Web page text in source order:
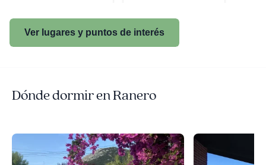
Ver lugares y puntos de interés
Dónde dormir en Ranero